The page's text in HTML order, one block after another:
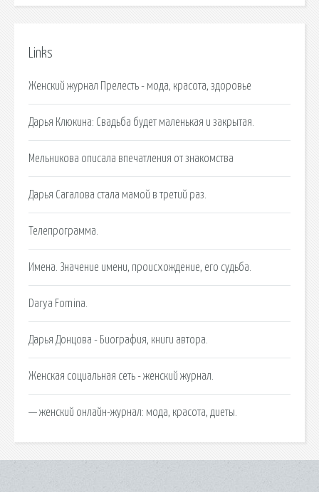
Links
Женский журнал Прелесть - мода, красота, здоровье
Дарья Клюкина: Свадьба будет маленькая и закрытая.
Мельникова описала впечатления от знакомства
Дарья Сагалова стала мамой в третий раз.
Телепрограмма.
Имена. Значение имени, происхождение, его судьба.
Darya Fomina.
Дарья Донцова - Биография, книги автора.
Женская социальная сеть - женский журнал.
— женский онлайн-журнал: мода, красота, диеты.